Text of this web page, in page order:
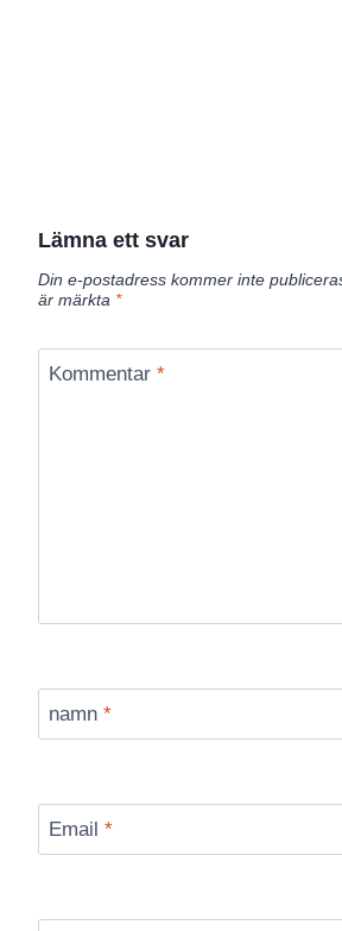
Lämna ett svar
Din e-postadress kommer inte
är märkta *
Kommentar *
namn *
Email *